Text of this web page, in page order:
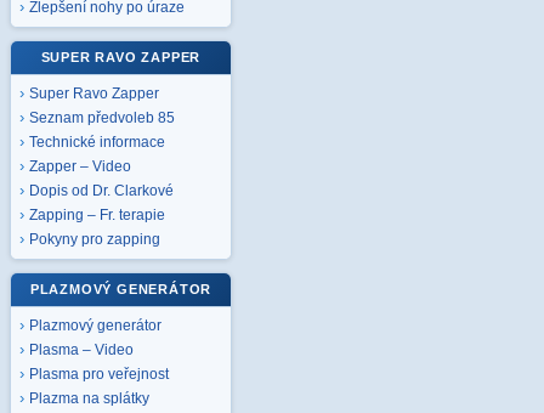
Zlepšení nohy po úraze
SUPER RAVO ZAPPER
Super Ravo Zapper
Seznam předvoleb 85
Technické informace
Zapper – Video
Dopis od Dr. Clarkové
Zapping – Fr. terapie
Pokyny pro zapping
PLAZMOVÝ GENERÁTOR
Plazmový generátor
Plasma – Video
Plasma pro veřejnost
Plazma na splátky